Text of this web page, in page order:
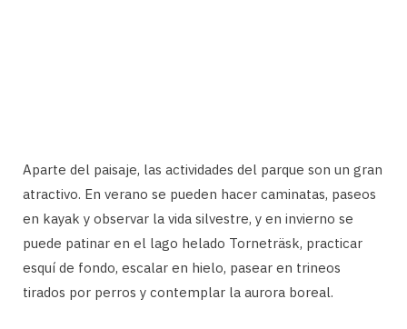
Aparte del paisaje, las actividades del parque son un gran
atractivo. En verano se pueden hacer caminatas, paseos
en kayak y observar la vida silvestre, y en invierno se
puede patinar en el lago helado Torneträsk, practicar
esquí de fondo, escalar en hielo, pasear en trineos
tirados por perros y contemplar la aurora boreal.